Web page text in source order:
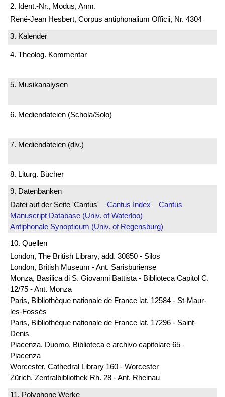
2. Ident.-Nr., Modus, Anm.
René-Jean Hesbert, Corpus antiphonalium Officii, Nr. 4304
3. Kalender
4. Theolog. Kommentar
5. Musikanalysen
6. Mediendateien (Schola/Solo)
7. Mediendateien (div.)
8. Liturg. Bücher
9. Datenbanken
Datei auf der Seite 'Cantus' Cantus Index
Cantus
Manuscript Database (Univ. of Waterloo)
Antiphonale Synopticum (Univ. of Regensburg)
10. Quellen
London, The British Library, add. 30850 - Silos
London, British Museum - Ant. Sarisburiense
Monza, Basilica di S. Giovanni Battista - Biblioteca Capitol C.
12/75 - Ant. Monza
Paris, Bibliothèque nationale de France lat. 12584 - St-Maur-
les-Fossés
Paris, Bibliothèque nationale de France lat. 17296 - Saint-
Denis
Piacenza. Duomo, Biblioteca e archivo capitolare 65 -
Piacenza
Worcester, Cathedral Library 160 - Worcester
Zürich, Zentralbibliothek Rh. 28 - Ant. Rheinau
11. Polyphone Werke